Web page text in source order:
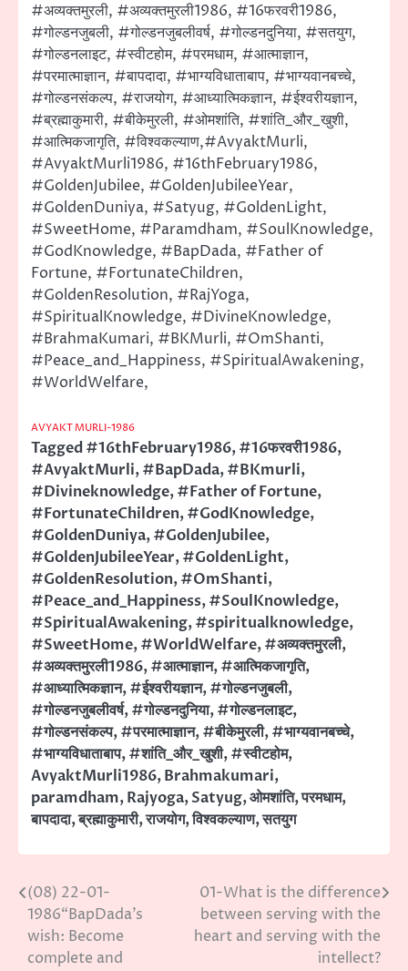
#अव्यक्तमुरली, #अव्यक्तमुरली1986, #16फरवरी1986,
#गोल्डनजुबली, #गोल्डनजुबलीवर्ष, #गोल्डनदुनिया, #सतयुग,
#गोल्डनलाइट, #स्वीटहोम, #परमधाम, #आत्माज्ञान,
#परमात्माज्ञान, #बापदादा, #भाग्यविधाताबाप, #भाग्यवानबच्चे,
#गोल्डनसंकल्प, #राजयोग, #आध्यात्मिकज्ञान, #ईश्वरीयज्ञान,
#ब्रह्माकुमारी, #बीकेमुरली, #ओमशांति, #शांति_और_खुशी,
#आत्मिकजागृति, #विश्वकल्याण,#AvyaktMurli,
#AvyaktMurli1986, #16thFebruary1986,
#GoldenJubilee, #GoldenJubileeYear,
#GoldenDuniya, #Satyug, #GoldenLight,
#SweetHome, #Paramdham, #SoulKnowledge,
#GodKnowledge, #BapDada, #Father of
Fortune, #FortunateChildren,
#GoldenResolution, #RajYoga,
#SpiritualKnowledge, #DivineKnowledge,
#BrahmaKumari, #BKMurli, #OmShanti,
#Peace_and_Happiness, #SpiritualAwakening,
#WorldWelfare,
AVYAKT MURLI-1986
Tagged#16thFebruary1986,#16फरवरी1986,
#AvyaktMurli,#BapDada,#BKmurli,
#Divineknowledge,#Father of Fortune,
#FortunateChildren,#GodKnowledge,
#GoldenDuniya,#GoldenJubilee,
#GoldenJubileeYear,#GoldenLight,
#GoldenResolution,#OmShanti,
#Peace_and_Happiness,#SoulKnowledge,
#SpiritualAwakening,#spiritualknowledge,
#SweetHome,#WorldWelfare,#अव्यक्तमुरली,
#अव्यक्तमुरली1986,#आत्माज्ञान,#आत्मिकजागृति,
#आध्यात्मिकज्ञान,#ईश्वरीयज्ञान,#गोल्डनजुबली,
#गोल्डनजुबलीवर्ष,#गोल्डनदुनिया,#गोल्डनलाइट,
#गोल्डनसंकल्प,#परमात्माज्ञान,#बीकेमुरली,#भाग्यवानबच्चे,
#भाग्यविधाताबाप,#शांति_और_खुशी,#स्वीटहोम,
AvyaktMurli1986,Brahmakumari,
paramdham,Rajyoga,Satyug,ओमशांति,परमधाम,
बापदादा,ब्रह्माकुमारी,राजयोग,विश्वकल्याण,सतयुग
Post
navigation
(08) 22-01-
1986“BapDada’s
wish: Become
complete and
01-What is the difference
between serving with the
heart and serving with the
intellect?